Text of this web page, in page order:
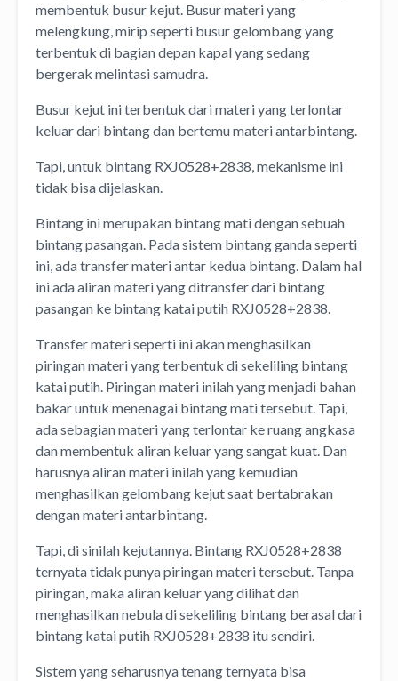
membentuk busur kejut. Busur materi yang
melengkung, mirip seperti busur gelombang yang
terbentuk di bagian depan kapal yang sedang
bergerak melintasi samudra.
Busur kejut ini terbentuk dari materi yang terlontar
keluar dari bintang dan bertemu materi antarbintang.
Tapi, untuk bintang RXJ0528+2838, mekanisme ini
tidak bisa dijelaskan.
Bintang ini merupakan bintang mati dengan sebuah
bintang pasangan. Pada sistem bintang ganda seperti
ini, ada transfer materi antar kedua bintang. Dalam hal
ini ada aliran materi yang ditransfer dari bintang
pasangan ke bintang katai putih RXJ0528+2838.
Transfer materi seperti ini akan menghasilkan
piringan materi yang terbentuk di sekeliling bintang
katai putih. Piringan materi inilah yang menjadi bahan
bakar untuk menenagai bintang mati tersebut. Tapi,
ada sebagian materi yang terlontar ke ruang angkasa
dan membentuk aliran keluar yang sangat kuat. Dan
harusnya aliran materi inilah yang kemudian
menghasilkan gelombang kejut saat bertabrakan
dengan materi antarbintang.
Tapi, di sinilah kejutannya. Bintang RXJ0528+2838
ternyata tidak punya piringan materi tersebut. Tanpa
piringan, maka aliran keluar yang dilihat dan
menghasilkan nebula di sekeliling bintang berasal dari
bintang katai putih RXJ0528+2838 itu sendiri.
Sistem yang seharusnya tenang ternyata bisa